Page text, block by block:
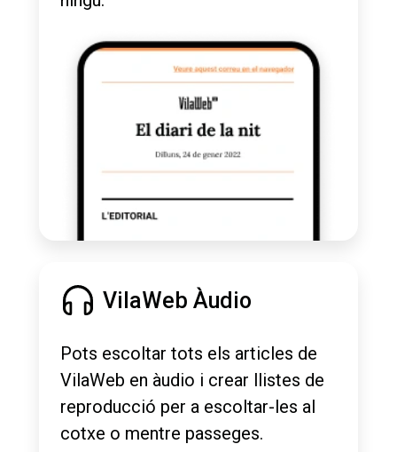
VilaWeb Àudio
Pots escoltar tots els articles de
VilaWeb en àudio i crear llistes de
reproducció per a escoltar-les al
cotxe o mentre passeges.